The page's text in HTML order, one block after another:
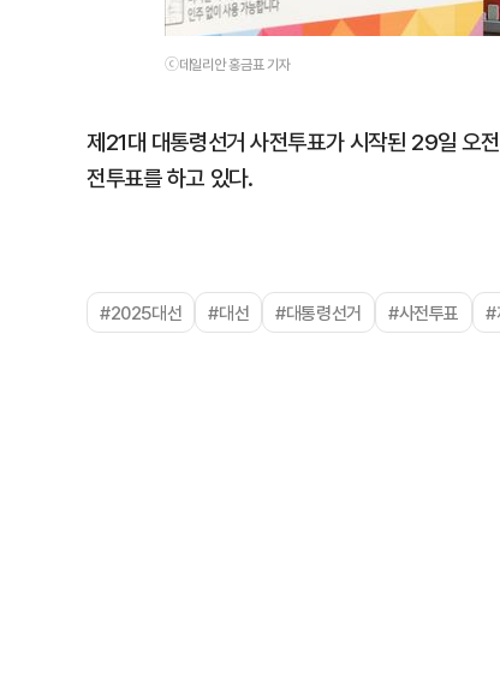
ⓒ데일리안 홍금표 기자
제21대 대통령선거 사전투표가 시작된 29일 오
전투표를 하고 있다.
#2025대선 #대선 #대통령선거 #사전투표 #